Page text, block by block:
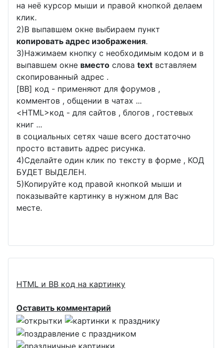
на неё курсор мыши и правой кнопкой делаем
клик.
2)В выпавшем окне выбираем пункт
копировать адрес изображения.
3)Нажимаем кнопку с необходимым кодом и в
выпавшем окне вместо слова text вставляем
скопированный адрес .
[BB] код - применяют для форумов ,
комментов , общении в чатах ...
<HTML>код - для сайтов , блогов , гостевых
книг ...
в социальных сетях чаше всего достаточно
просто вставить адрес рисунка.
4)Сделайте один клик по тексту в форме , КОД
БУДЕТ ВЫДЕЛЕН.
5)Копируйте код правой кнопкой мыши и
показывайте картинку в нужном для Вас
месте.
HTML и BB код на картинку
Оставить комментарий